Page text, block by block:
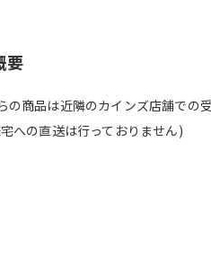
要
商品は近隣のカインズ店舗での受
への直送は行っておりません)